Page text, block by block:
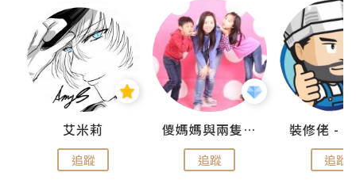
艾米莉
追蹤
儍媽媽與兩隻小魔怪之家
追蹤 追蹤